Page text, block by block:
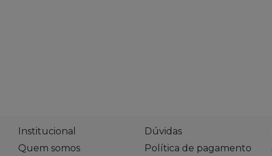
Institucional
Quem somos
Dúvidas
Política de pagamento